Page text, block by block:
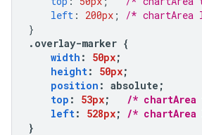
left : 200px ;
/*
}
. overlay-marker {
width : 50px;
height: 50px;
position : absolute ;
top : 53px;
/*
left: 528px; /*
}